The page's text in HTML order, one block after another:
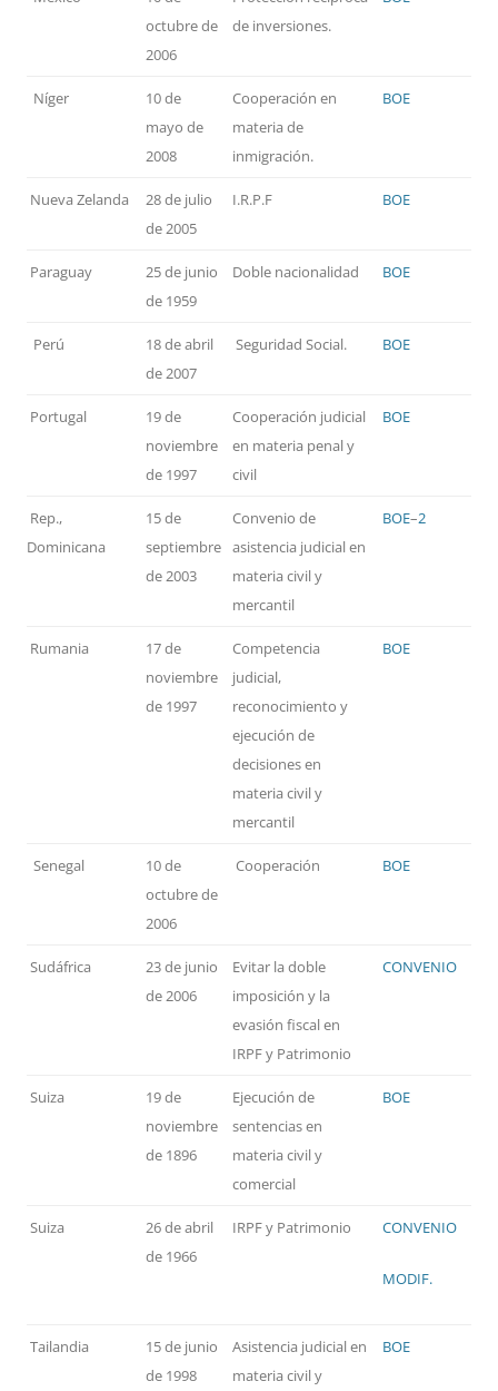
octubre de
2006
de inversiones.
Níger
10 de
mayo de
2008
Cooperación en
materia de
inmigración.
BOE
Nueva Zelanda
28 de julio
de 2005
I.R.P.F BOE
Paraguay
25 de junio
de 1959
Doble nacionalidad BOE
Perú
18 de abril
de 2007
Seguridad Social. BOE
Portugal
19 de
noviembre
de 1997
Cooperación judicial
en materia penal y
civil
BOE
Rep.,
Dominicana
15 de
septiembre
de 2003
Convenio de
asistencia judicial en
materia civil y
mercantil
BOE–2
Rumania
17 de
noviembre
de 1997
Competencia
judicial,
reconocimiento y
ejecución de
decisiones en
materia civil y
mercantil
BOE
Senegal
10 de
octubre de
2006
Cooperación BOE
Sudáfrica
23 de junio
de 2006
Evitar la doble
imposición y la
evasión fiscal en
IRPF y Patrimonio
CONVENIO
Suiza
19 de
noviembre
de 1896
Ejecución de
sentencias en
materia civil y
comercial
BOE
Suiza
26 de abril
de 1966
IRPF y Patrimonio CONVENIO
MODIF.
Tailandia
15 de junio
de 1998
Asistencia judicial en
materia civil y
BOE